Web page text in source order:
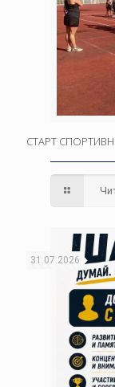
СТАРТ
31.07.2026